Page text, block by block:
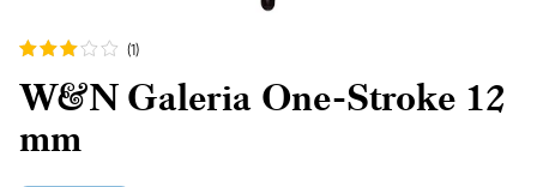
(1)
W&N Galeria One-Stroke 12
mm